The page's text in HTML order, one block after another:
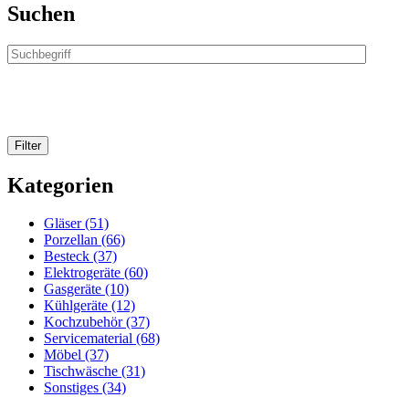
Suchen
Kategorien
Gläser (51)
Porzellan (66)
Besteck (37)
Elektrogeräte (60)
Gasgeräte (10)
Kühlgeräte (12)
Kochzubehör (37)
Servicematerial (68)
Möbel (37)
Tischwäsche (31)
Sonstiges (34)